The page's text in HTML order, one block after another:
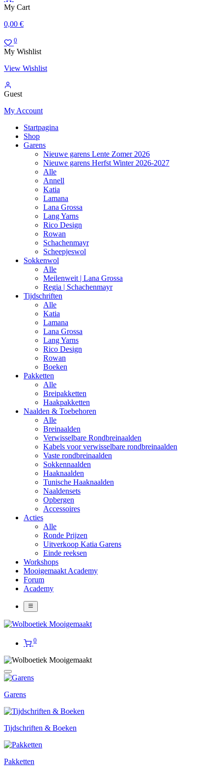
My Cart
0,00 €
0
My Wishlist
View Wishlist
Guest
My Account
Startpagina
Shop
Garens
Nieuwe garens Lente Zomer 2026
Nieuwe garens Herfst Winter 2026-2027
Alle
Annell
Katia
Lamana
Lana Grossa
Lang Yarns
Rico Design
Rowan
Schachenmayr
Scheepjeswol
Sokkenwol
Alle
Meilenweit | Lana Grossa
Regia | Schachenmayr
Tijdschriften
Alle
Katia
Lamana
Lana Grossa
Lang Yarns
Rico Design
Rowan
Boeken
Pakketten
Alle
Breipakketten
Haakpakketten
Naalden & Toebehoren
Alle
Breinaalden
Verwisselbare Rondbreinaalden
Kabels voor verwisselbare rondbreinaalden
Vaste rondbreinaalden
Sokkennaalden
Haaknaalden
Tunische Haaknaalden
Naaldensets
Opbergen
Accessoires
Acties
Alle
Ronde Prijzen
Uitverkoop Katia Garens
Einde reeksen
Workshops
Mooigemaakt Academy
Forum
Academy
0
Garens
Tijdschriften & Boeken
Pakketten